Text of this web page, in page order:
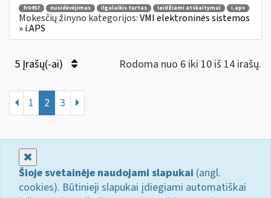
fr0457 nusidėvėjimas ilgalaikis turtas leidžiami atskaitymai i.aps
Mokesčių žinyno kategorijos:VMI elektroninės sistemos
» i.APS
5 Įrašų(-ai) Rodoma nuo 6 iki 10 iš 14 irašų.
1 2 3
Šioje svetainėje naudojami slapukai (angl.
cookies). Būtinieji slapukai įdiegiami automatiškai